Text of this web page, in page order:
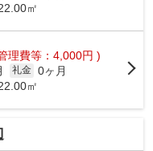
㎡
理費等：4,000円 )
礼金 0ヶ月
㎡